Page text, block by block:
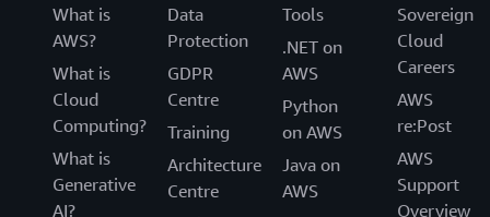
What is
AWS?
What is
Cloud
Computing?
What is
Generative
AI?
Data
Protection
GDPR
Centre
Training
Architecture
Centre
Tools
.NET on
AWS
Python
on AWS
Java on
AWS
Sovereign
Cloud
Careers
AWS
re:Post
AWS
Support
Overview